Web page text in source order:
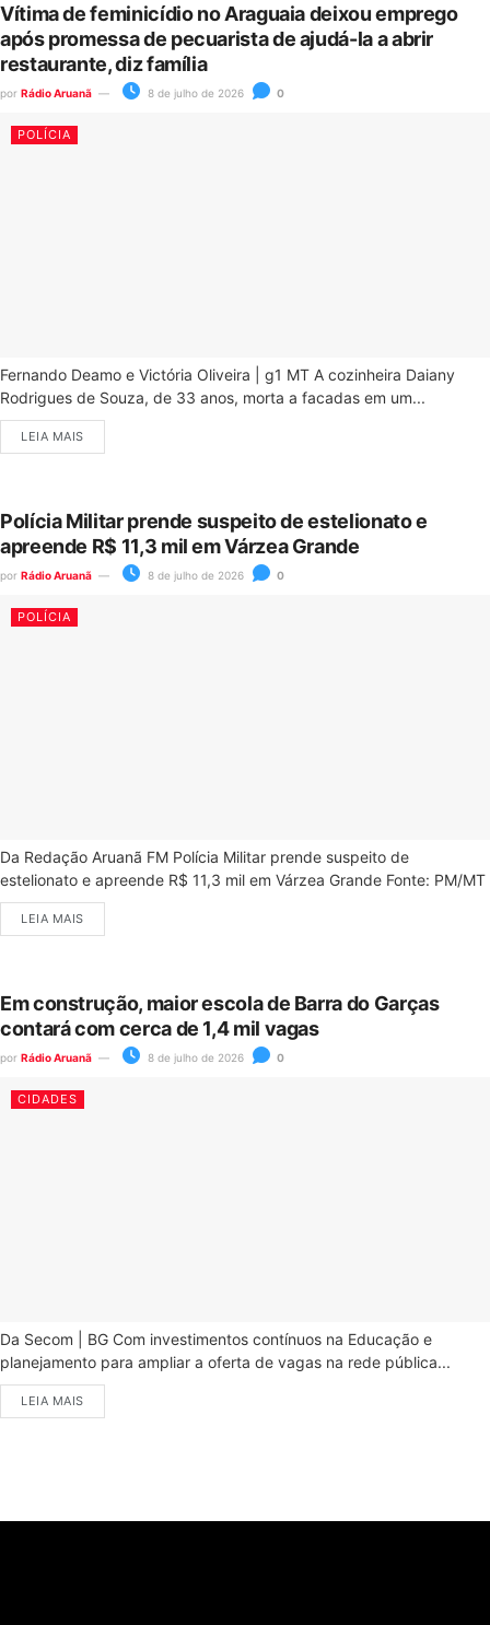
Vítima de feminicídio no Araguaia deixou emprego
após promessa de pecuarista de ajudá-la a abrir
restaurante, diz família
por Rádio Aruanã 8 de julho de 2026 0
POLÍCIA
Fernando Deamo e Victória Oliveira | g1 MT A cozinheira Daiany
Rodrigues de Souza, de 33 anos, morta a facadas em um...
LEIA MAIS
Polícia Militar prende suspeito de estelionato e
apreende R$ 11,3 mil em Várzea Grande
por Rádio Aruanã 8 de julho de 2026 0
POLÍCIA
Da Redação Aruanã FM Polícia Militar prende suspeito de
estelionato e apreende R$ 11,3 mil em Várzea Grande Fonte: PM/MT
LEIA MAIS
Em construção, maior escola de Barra do Garças
contará com cerca de 1,4 mil vagas
por Rádio Aruanã 8 de julho de 2026 0
CIDADES
Da Secom | BG Com investimentos contínuos na Educação e
planejamento para ampliar a oferta de vagas na rede pública...
LEIA MAIS